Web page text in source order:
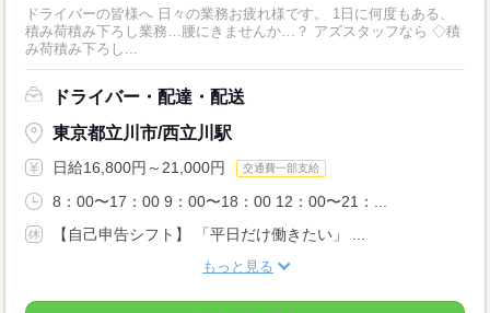
ドライバーの皆様へ 日々の業務お疲れ様です。 1日に何度もある、
積み荷積み下ろし業務…腰にきませんか…？ アズスタッフなら ◇積
み荷積み下ろし...
ドライバー・配達・配送
東京都立川市/西立川駅
日給16,800円～21,000円 交通費一部支給
8：00〜17：00 9：00〜18：00 12：00〜21：...
【自己申告シフト】 「平日だけ働きたい」 ...
もっと見る